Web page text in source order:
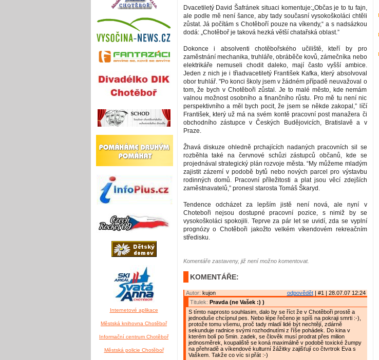
Internetové aplikace
Městská knihovna Chotěboř
Informační centrum Chotěboř
Městská policie Chotěboř
Dvacetiletý David Šafránek situaci komentuje:„Občas je to tu fajn,
ale podle mě není šance, aby tady současní vysokoškoláci chtěli
zůstat. Já počítám s Chotěboří pouze na víkendy,“ a s nadsázkou
dodá: „Chotěboř je taková hezká větší chatařská oblast.”
Dokonce i absolventi chotěbořského učiliště, kteří by pro
zaměstnání mechanika, truhláře, obráběče kovů, zámečníka nebo
elektrikáře nemuseli chodit daleko, mají často vyšší ambice.
Jeden z nich je i třiadvacetiletý František Kafka, který absolvoval
obor truhlář. "Po konci školy jsem v žádném případě neuvažoval o
tom, že bych v Chotěboři zůstal. Je to malé město, kde nemám
valnou možnost osobního a finančního růstu. Pro mě tu není nic
perspektivního a měl bych pocit, že jsem se někde zakopal,” líčí
František, který už má na svém kontě pracovní post manažera či
obchodního zástupce v Českých Budějovicích, Bratislavě a v
Praze.
Žhavá diskuze ohledně prchajících nadaných pracovních sil se
rozběhla také na červnové schůzi zástupců občanů, kde se
projednával strategický plán rozvoje města. “My můžeme mladým
zajistit zázemí v podobě bytů nebo nových parcel pro výstavbu
rodinných domů. Pracovní příležitosti a plat jsou věcí zdejších
zaměstnavatelů,” pronesl starosta Tomáš Škaryd.
Tendence odcházet za lepším jistě není nová, ale nyní v
Choteboři nejsou dostupné pracovní pozice, s nimiž by se
vysokoškoláci spokojili. Teprve za pár let se uvidí, zda se vyplní
prognózy o Chotěboři jakožto velkém víkendovém rekreačním
středisku.
Komentáře zastaveny, již není možno komentovat.
KOMENTÁŘE:
odpovědět| #1 | 28.07.07 12:24
Autor: kujon
Titulek: Pravda (ne Vašek :) )
S tímto naprosto souhlasim, dalo by se říct že v Chotěboři prostě a
jednoduše chcípnul pes. Nebo lépe řečeno je spíš na pokraji smrti :-),
protože tomu všemu, proč tady mladí lidé být nechtějí, zdárně
sekunduje radnice svými rozhodnutími z říše pohádek. Do kina v
kterém bolí po 5min. zadek, se člověk musí prodrat přes milion
jednosměrek, koupaliště se koná maximálně v podobě toxické žumpy
na přehradě a víkendové kulturní žážitky zajišťují co čtvrtrok Eva s
Vaškem. Takže co víc si přát :-)